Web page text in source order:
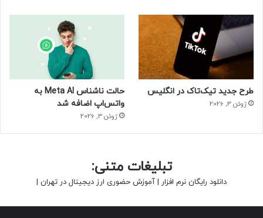
طرح جدید تیک‌تاک در انگلیس
ژوئن 3, 2026
حالت ناشناس Meta AI به
واتس‌اپ اضافه شد
ژوئن 3, 2026
تبلیغات متنی:
دانلود رایگان نرم افزار | آموزش حضوری ارز دیجیتال در تهران |